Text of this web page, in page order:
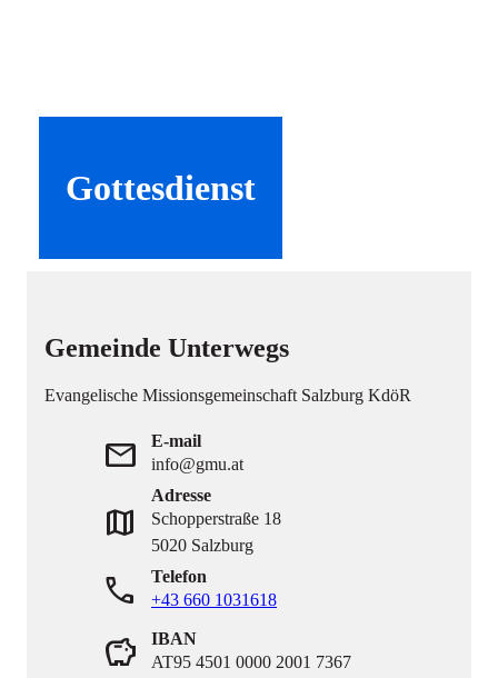
Gottesdienst
Gemeinde Unterwegs
Evangelische Missionsgemeinschaft Salzburg KdöR
mail
E-mail
info@gmu.at
map
Adresse
Schopperstraße 18
5020 Salzburg
phone
Telefon
+43 660 1031618
savings
IBAN
AT95 4501 0000 2001 7367